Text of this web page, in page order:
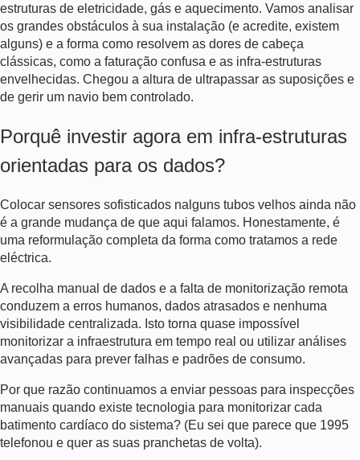
estruturas de eletricidade, gás e aquecimento. Vamos analisar
os grandes obstáculos à sua instalação (e acredite, existem
alguns) e a forma como resolvem as dores de cabeça
clássicas, como a faturação confusa e as infra-estruturas
envelhecidas. Chegou a altura de ultrapassar as suposições e
de gerir um navio bem controlado.
Porquê investir agora em infra-estruturas
orientadas para os dados?
Colocar sensores sofisticados nalguns tubos velhos ainda não
é a grande mudança de que aqui falamos. Honestamente, é
uma reformulação completa da forma como tratamos a rede
eléctrica.
A recolha manual de dados e a falta de monitorização remota
conduzem a erros humanos, dados atrasados e nenhuma
visibilidade centralizada. Isto torna quase impossível
monitorizar a infraestrutura em tempo real ou utilizar análises
avançadas para prever falhas e padrões de consumo.
Por que razão continuamos a enviar pessoas para inspecções
manuais quando existe tecnologia para monitorizar cada
batimento cardíaco do sistema? (Eu sei que parece que 1995
telefonou e quer as suas pranchetas de volta).